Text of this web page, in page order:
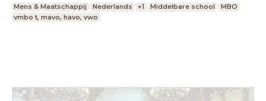
Mens & Maatschappij Nederlands +1 Middelbare school
MBO
vmbo t, mavo, havo, vwo